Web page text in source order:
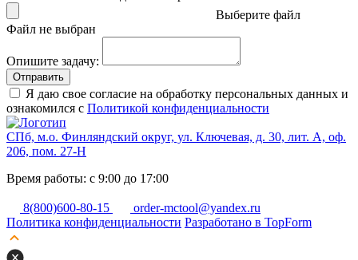
Выберите файл
Файл не выбран
Опишите задачу:
Отправить
Я даю свое согласие на обработку персональных данных и
ознакомился с Политикой конфиденциальности
СПб, м.о. Финляндский округ, ул. Ключевая, д. 30, лит. А, оф.
206, пом. 27-Н
Время работы: с 9:00 до 17:00
8(800)600-80-15
order-mctool@yandex.ru
Политика конфиденциальности Разработано в TopForm